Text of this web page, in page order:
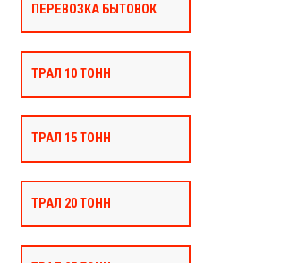
ПЕРЕВОЗКА БЫТОВОК
ТРАЛ 10 ТОНН
ТРАЛ 15 ТОНН
ТРАЛ 20 ТОНН